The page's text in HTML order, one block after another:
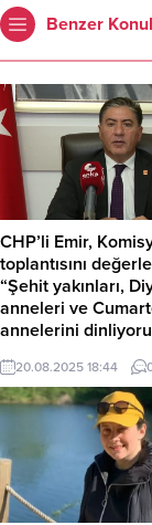
Benzer
CHP’li Emir,
toplantısını
“Şehit yakınları,
anneleri ve
annelerini
CHP Grup
Milli Dayanışma,
Demokrasi
dördüncü
yakınları, gaziler ve
Anneleri’nin
Cumartesi Anneleri ve
Anneleri’nin
20.08.2025 18:44